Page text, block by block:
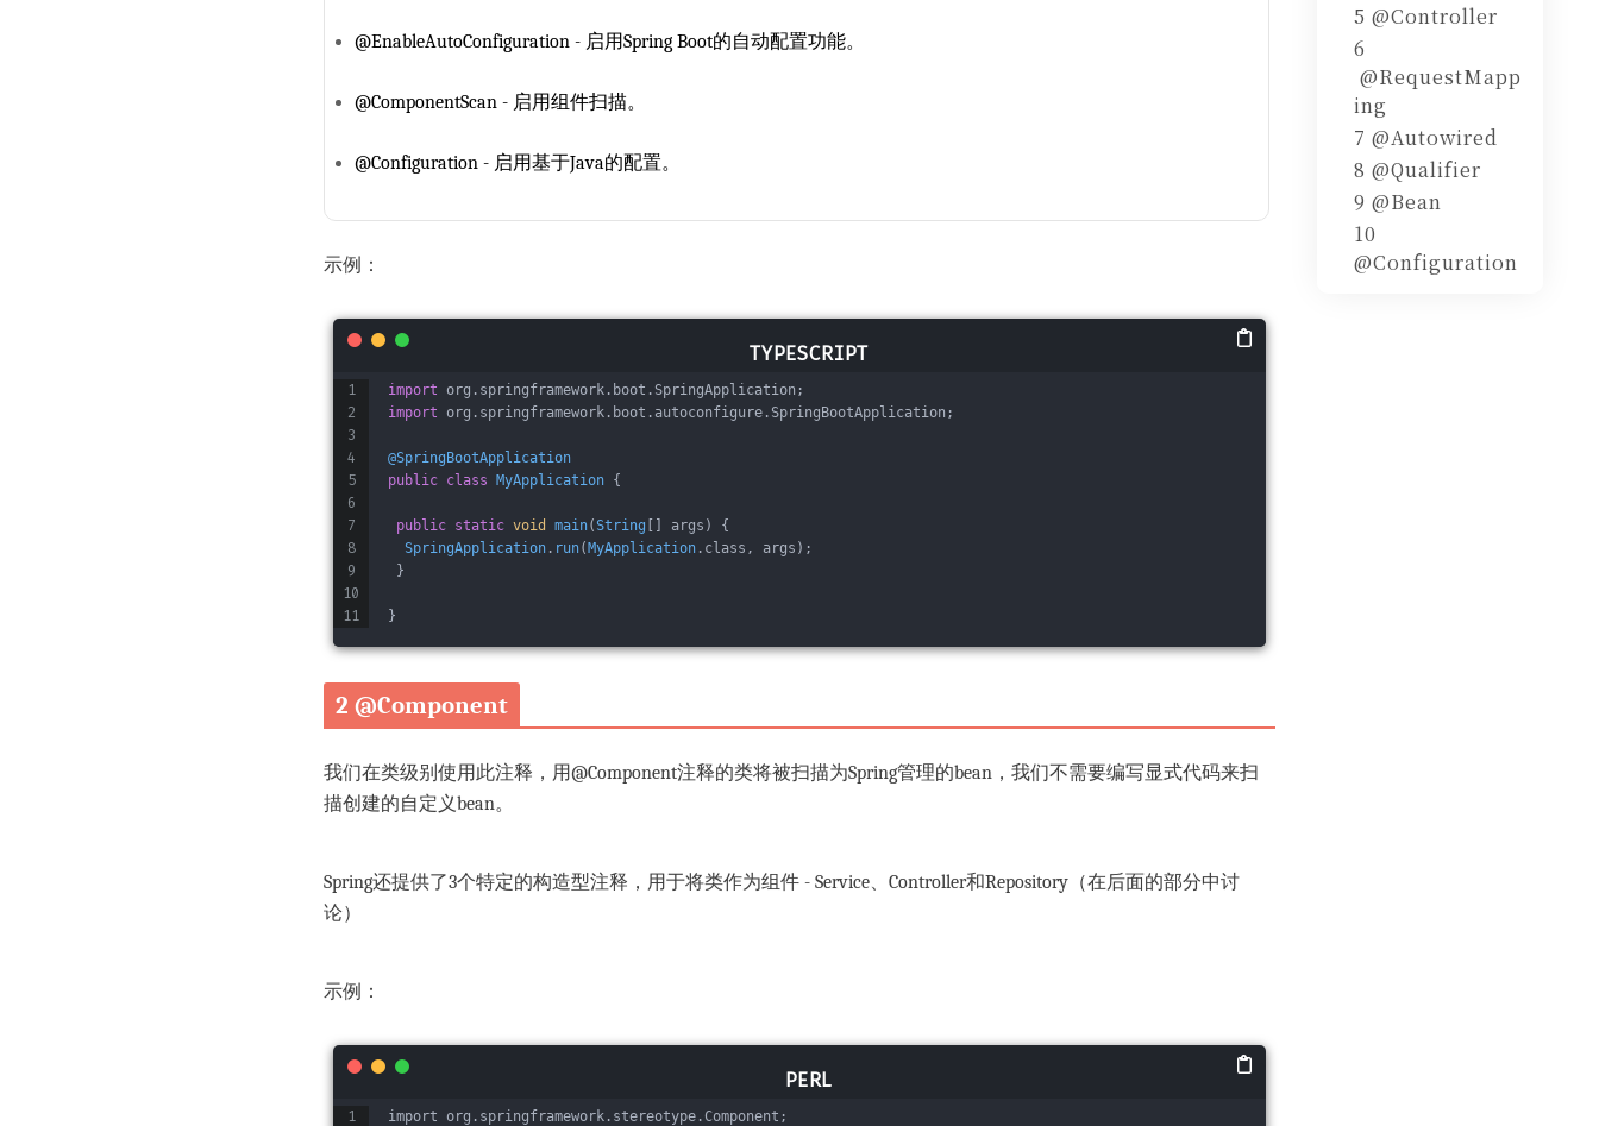
@EnableAutoConfiguration - 启用Spring Boot的自动配置功能。
@ComponentScan - 启用组件扫描。
@Configuration - 启用基于Java的配置。
示例：
import org. springframework . boot . SpringApplication ;
import org. springframework . boot . autoconfigure . SpringBootApplication ;
@SpringBootApplication
public class MyApplication {
public static void main(String [] args ) {
SpringApplication . run(MyApplication . class , args);
}
}
2 @Component
我们在类级别使用此注释，用@Component注释的类将被扫描为Spring管理的bean，我们不需要编写显式代码来扫
描创建的自定义bean。
Spring还提供了3个特定的构造型注释，用于将类作为组件 - Service、Controller和Repository（在后面的部分中讨
论）
示例：
import org.springframework.stereotype.Component;
5 @Controller
6
@RequestMapp
ing
7 @Autowired
8 @Qualifier
9 @Bean
10
@Configuration